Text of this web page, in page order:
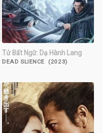
Tử Bất Ngữ: Dạ Hành Lang
DEAD SLIENCE (2023)